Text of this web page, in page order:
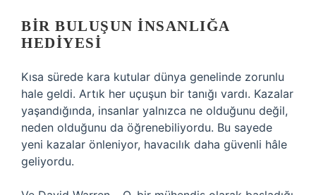
BIR BULUŞUN İNSANLIĞA
HEDIYESI
Kısa sürede kara kutular dünya genelinde zorunlu
hale geldi. Artık her uçuşun bir tanığı vardı. Kazalar
yaşandığında, insanlar yalnızca ne olduğunu değil,
neden olduğunu da öğrenebiliyordu. Bu sayede
yeni kazalar önleniyor, havacılık daha güvenli hâle
geliyordu.